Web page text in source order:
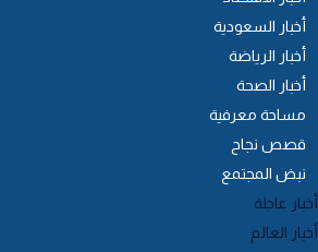
أخبار السعودية
أخبار الرياضة
أخبار الصحة
مساحة معرفية
قصص نجاح
نبض المجتمع
عاجلة
العالم